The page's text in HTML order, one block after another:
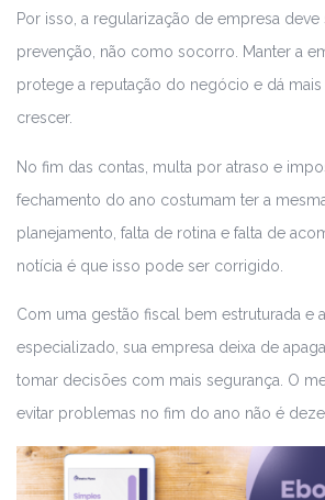
Por isso, a regularização de empresa
prevenção, não como socorro. Manter a
protege a reputação do negócio e dá mais
crescer.
No fim das contas, multa por atraso e
fechamento do ano costumam ter a
planejamento, falta de rotina e falta de
notícia é que isso pode ser corrigido.
Com uma gestão fiscal bem estruturada e
especializado, sua empresa deixa de
tomar decisões com mais segurança. O
evitar problemas no fim do ano não é